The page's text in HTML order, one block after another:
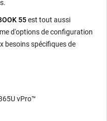
55est tout aussi
d'options de configuration
besoins spécifiques de
vPro™